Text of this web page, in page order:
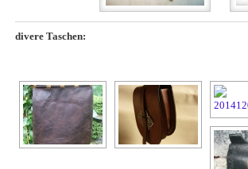
divere Taschen: